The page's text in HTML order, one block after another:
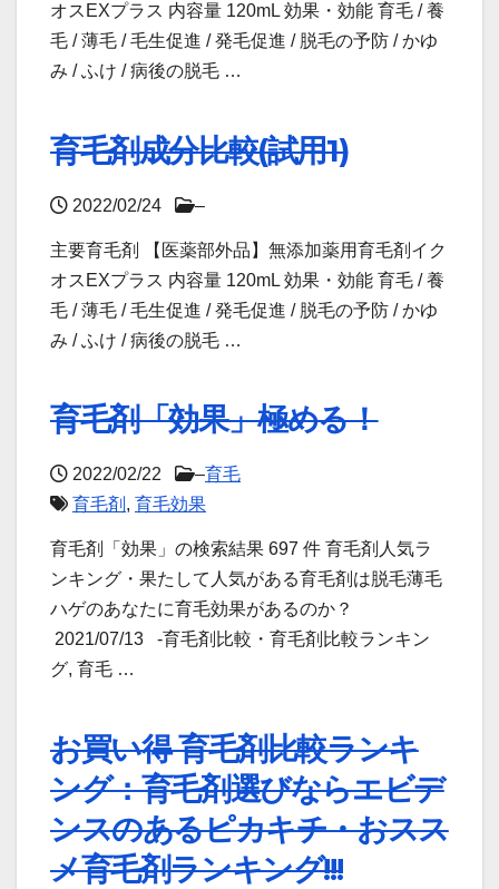
オスEXプラス 内容量 120mL 効果・効能 育毛 / 養
毛 / 薄毛 / 毛生促進 / 発毛促進 / 脱毛の予防 / かゆ
み / ふけ / 病後の脱毛 …
育毛剤成分比較(試用1)
2022/02/24 –
主要育毛剤 【医薬部外品】無添加薬用育毛剤イク
オスEXプラス 内容量 120mL 効果・効能 育毛 / 養
毛 / 薄毛 / 毛生促進 / 発毛促進 / 脱毛の予防 / かゆ
み / ふけ / 病後の脱毛 …
育毛剤「効果」極める！
2022/02/22 –育毛
育毛剤 , 育毛効果
育毛剤「効果」の検索結果 697 件 育毛剤人気ラ
ンキング・果たして人気がある育毛剤は脱毛薄毛
ハゲのあなたに育毛効果があるのか？
2021/07/13 -育毛剤比較・育毛剤比較ランキン
グ, 育毛 …
お買い得 育毛剤比較ランキ
ング：育毛剤選びならエビデ
ンスのあるピカキチ・おスス
メ育毛剤ランキング!!!